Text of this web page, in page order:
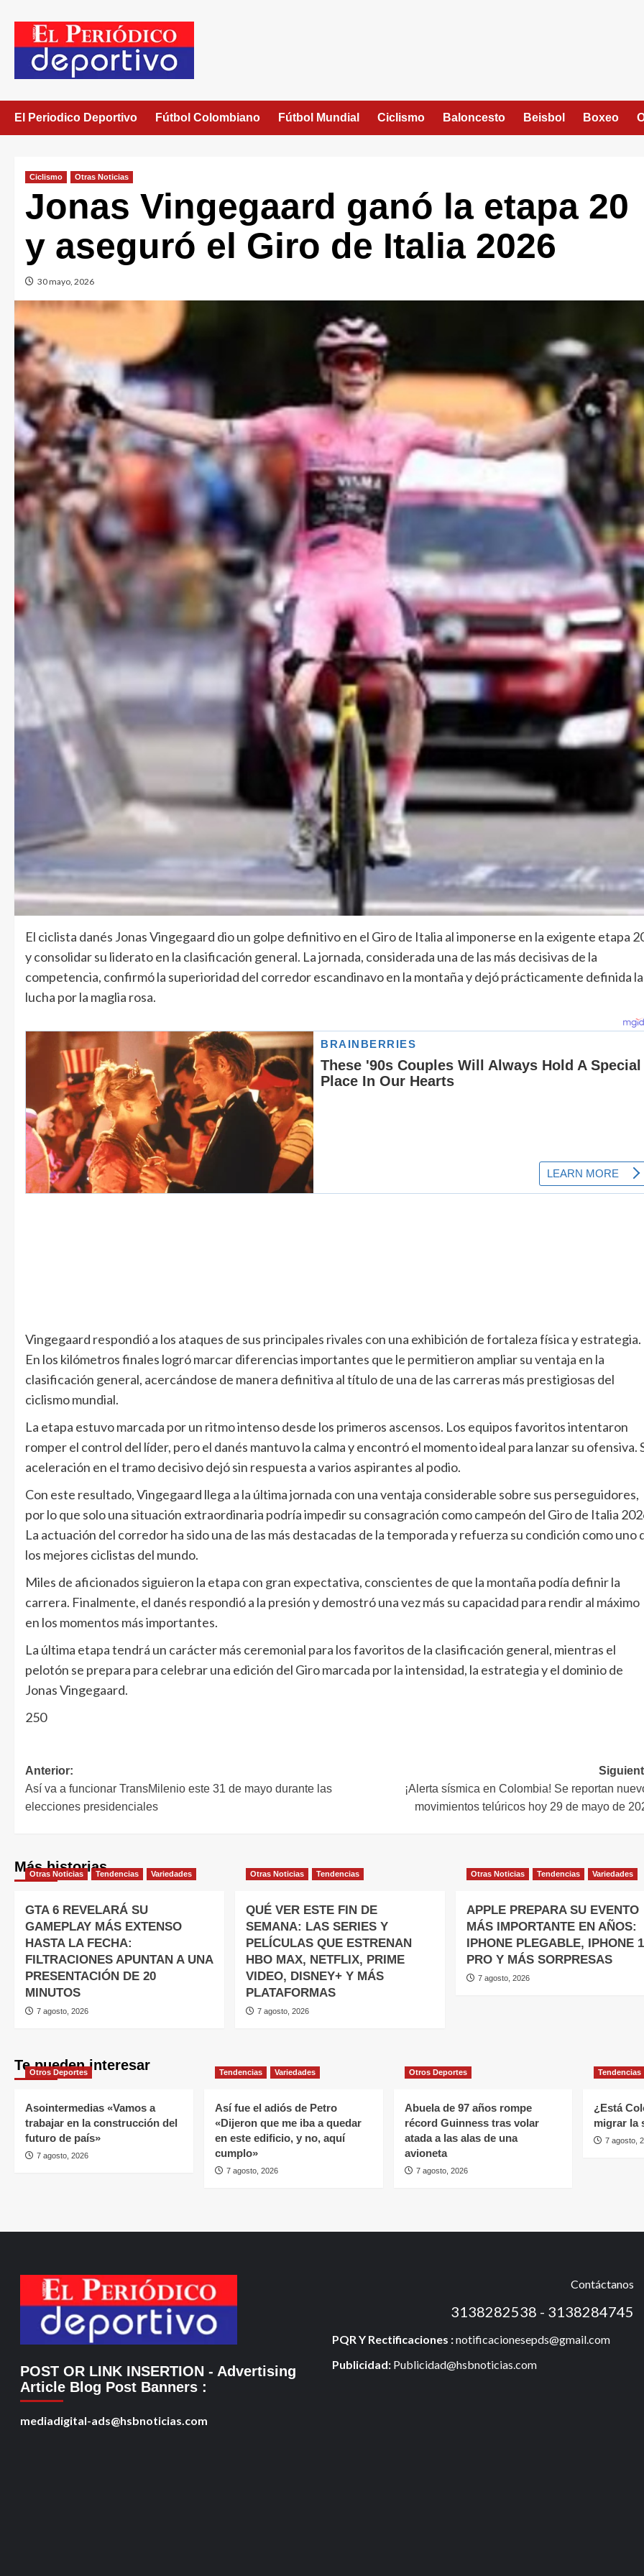
El Periodico Deportivo Fútbol Colombiano Fútbol Mundial Ciclismo Baloncesto Beisbol Boxeo
Ciclismo Otras Noticias
Jonas Vingegaard ganó la etapa 20
y aseguró el Giro de Italia 2026
30 mayo, 2026
El ciclista danés Jonas Vingegaard dio un golpe definitivo en el Giro de Italia al imponerse en la exigente etapa
y consolidar su liderato en la clasificación general. La jornada, considerada una de las más decisivas de la
competencia, confirmó la superioridad del corredor escandinavo en la montaña y dejó prácticamente definida la
lucha por la maglia rosa.
Vingegaard respondió a los ataques de sus principales rivales con una exhibición de fortaleza física y estrategia.
En los kilómetros finales logró marcar diferencias importantes que le permitieron ampliar su ventaja en la
clasificación general, acercándose de manera definitiva al título de una de las carreras más prestigiosas del
ciclismo mundial.
La etapa estuvo marcada por un ritmo intenso desde los primeros ascensos. Los equipos favoritos intentaron
romper el control del líder, pero el danés mantuvo la calma y encontró el momento ideal para lanzar su ofensiva.
aceleración en el tramo decisivo dejó sin respuesta a varios aspirantes al podio.
Con este resultado, Vingegaard llega a la última jornada con una ventaja considerable sobre sus perseguidores,
por lo que solo una situación extraordinaria podría impedir su consagración como campeón del Giro de Italia
La actuación del corredor ha sido una de las más destacadas de la temporada y refuerza su condición como uno
los mejores ciclistas del mundo.
Miles de aficionados siguieron la etapa con gran expectativa, conscientes de que la montaña podía definir la
carrera. Finalmente, el danés respondió a la presión y demostró una vez más su capacidad para rendir al máximo
en los momentos más importantes.
La última etapa tendrá un carácter más ceremonial para los favoritos de la clasificación general, mientras el
pelotón se prepara para celebrar una edición del Giro marcada por la intensidad, la estrategia y el dominio de
Jonas Vingegaard.
250
Anterior:
Así va a funcionar TransMilenio este 31 de mayo durante las
elecciones presidenciales
¡Alerta sísmica en Colombia! Se reportan
movimientos telúricos hoy 29 de mayo de
Más historias
Otras Noticias Tendencias Variedades
GTA 6 REVELARÁ SU
GAMEPLAY MÁS EXTENSO
HASTA LA FECHA:
FILTRACIONES APUNTAN A UNA
PRESENTACIÓN DE 20
MINUTOS
7 agosto, 2026
Otras Noticias Tendencias
QUÉ VER ESTE FIN DE
SEMANA: LAS SERIES Y
PELÍCULAS QUE ESTRENAN
HBO MAX, NETFLIX, PRIME
VIDEO, DISNEY+ Y MÁS
PLATAFORMAS
7 agosto, 2026
Otras Noticias Tendencias Variedades
APPLE PREPARA SU EVENTO
MÁS IMPORTANTE EN AÑOS:
IPHONE PLEGABLE, IPHONE
PRO Y MÁS SORPRESAS
7 agosto, 2026
Te pueden interesar
Otros Deportes
Asointermedias «Vamos a
trabajar en la construcción del
futuro de país»
7 agosto, 2026
Tendencias Variedades
Así fue el adiós de Petro
«Dijeron que me iba a quedar
en este edificio, y no, aquí
cumplo»
7 agosto, 2026
Otros Deportes
Abuela de 97 años rompe
récord Guinness tras volar
atada a las alas de una
avioneta
7 agosto, 2026
Tendencias
¿Está
migrar la
7 agosto,
POST OR LINK INSERTION - Advertising
Article Blog Post Banners :
mediadigital-ads@hsbnoticias.com
Contáctanos
3138282538 - 3138284745
PQR Y Rectificaciones :notificacionesepds@gmail.com
Publicidad: Publicidad@hsbnoticias.com